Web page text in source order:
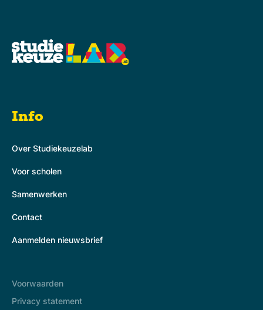
Info
Over Studiekeuzelab
Voor scholen
Samenwerken
Contact
Aanmelden nieuwsbrief
Voorwaarden
Privacy statement